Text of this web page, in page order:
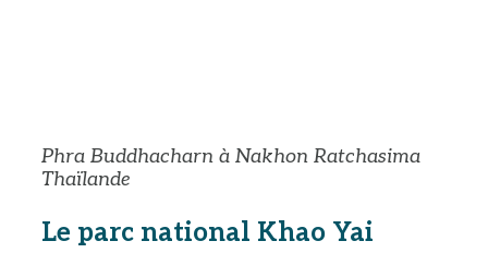
Phra Buddhacharn à Nakhon Ratchasima
Thaïlande
Le parc national Khao Yai